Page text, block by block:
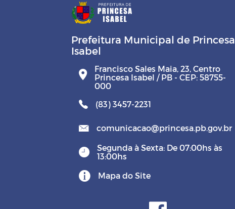
Prefeitura Municipal de Princesa
Isabel
Francisco Sales Maia, 23, Centro
Princesa Isabel / PB - CEP: 58755-
000
(83) 3457-2231
comunicacao@princesa.pb.gov.br
Segunda à Sexta: De 07:00hs às
13:00hs
Mapa do Site